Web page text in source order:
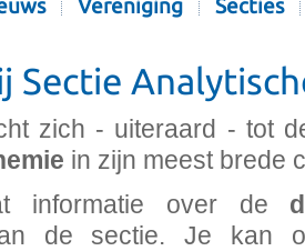
Vereniging Secties
Sectie
zich - uiteraard - tot
in zijn meest brede
informatie over de
de sectie. Je kan